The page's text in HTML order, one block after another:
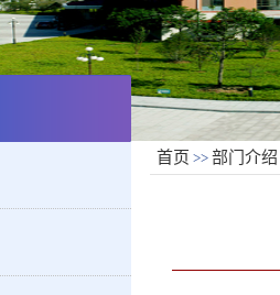
首页 >> 部门介绍